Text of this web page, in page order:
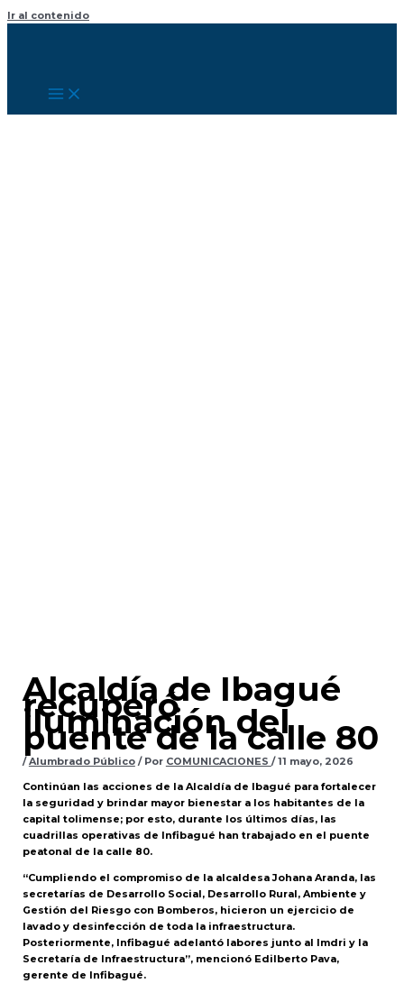
Ir al contenido
Alcaldía de Ibagué
recuperó
iluminación del
puente de la calle 80
/Alumbrado Público/ Por COMUNICACIONES /11 mayo, 2026
Continúan las acciones de la Alcaldía de Ibagué para fortalecer
la seguridad y brindar mayor bienestar a los habitantes de la
capital tolimense; por esto, durante los últimos días, las
cuadrillas operativas de Infibagué han trabajado en el puente
peatonal de la calle 80.
“Cumpliendo el compromiso de la alcaldesa Johana Aranda, las
secretarías de Desarrollo Social, Desarrollo Rural, Ambiente y
Gestión del Riesgo con Bomberos, hicieron un ejercicio de
lavado y desinfección de toda la infraestructura.
Posteriormente, Infibagué adelantó labores junto al Imdri y la
Secretaría de Infraestructura”, mencionó Edilberto Pava,
gerente de Infibagué.